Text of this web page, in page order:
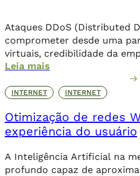
Ataques DDoS (Distributed
comprometer desde uma
virtuais, credibilidade da
corromper dados
comprometer o seu
online, os danos podem ser
de dados através de um
Leia mais
INTERNET INTERNET
Otimização de redes
experiência do usuário
A Inteligência Artificial na
profundo capaz de